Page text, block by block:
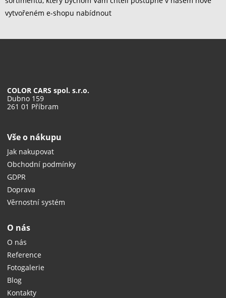
vytvořeném e-shopu nabídnout
COLOR CARS spol. s.r.o.
Dubno 159
261 01 Příbram
Vše o nákupu
Jak nakupovat
Obchodní podmínky
GDPR
Doprava
Věrnostní systém
O nás
O nás
Reference
Fotogalerie
Blog
Kontakty